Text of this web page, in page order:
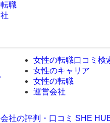
職
女性の転職口コミ検
女性のキャリア
女性の転職
運営会社
社の評判・口コミ SHE